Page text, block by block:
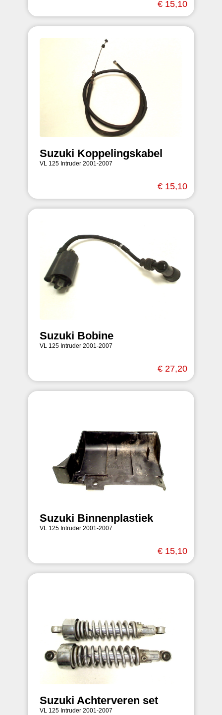
€ 15,10
Suzuki Koppelingskabel
VL 125 Intruder 2001-2007
€ 15,10
Suzuki Bobine
VL 125 Intruder 2001-2007
€ 27,20
Suzuki Binnenplastiek
VL 125 Intruder 2001-2007
€ 15,10
Suzuki Achterveren set
VL 125 Intruder 2001-2007